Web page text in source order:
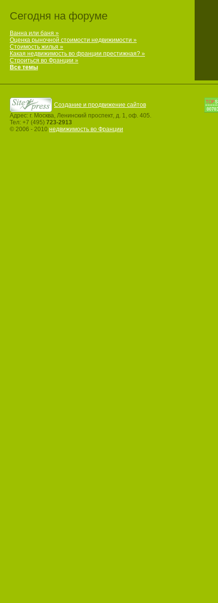
Сегодня на форуме
Ванна или баня »
Оценка рыночной стоимости недвижимости »
Стоимость жилья »
Какая недвижимость во франции престижная? »
Строиться во Франции »
Все темы
Создание и продвижение сайтов
Адрес: г. Москва, Ленинский проспект, д. 1, оф. 405.
Тел: +7 (495) 723-2913
© 2006 - 2010 недвижимость во Франции